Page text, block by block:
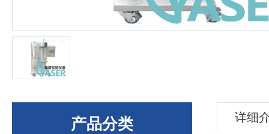
产品分类 详细